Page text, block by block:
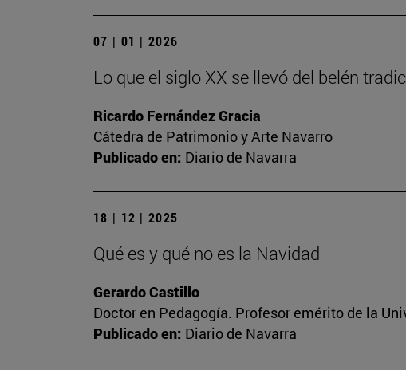
07 | 01 | 2026
Lo que el siglo XX se llevó del belén
Ricardo Fernández Gracia
Cátedra de Patrimonio y Arte Navarro
Publicado en: Diario de Navarra
18 | 12 | 2025
Qué es y qué no es la Navidad
Gerardo Castillo
Doctor en Pedagogía. Profesor emérito de la
Publicado en: Diario de Navarra